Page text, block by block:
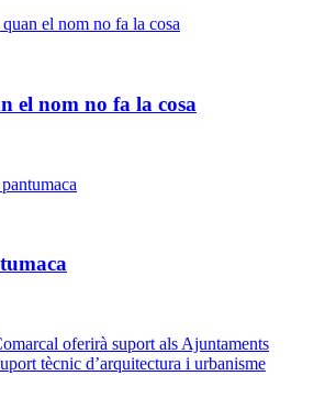
el nom no fa la cosa